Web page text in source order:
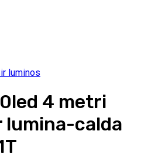
luminos
4 metri
lumina-calda